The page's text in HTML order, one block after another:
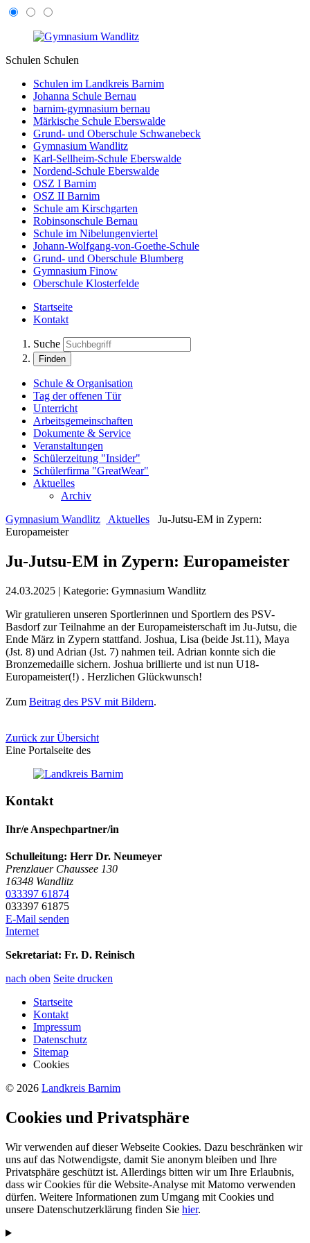
Schulen Schulen
Schulen im Landkreis Barnim
Johanna Schule Bernau
barnim-gymnasium bernau
Märkische Schule Eberswalde
Grund- und Oberschule Schwanebeck
Gymnasium Wandlitz
Karl-Sellheim-Schule Eberswalde
Nordend-Schule Eberswalde
OSZ I Barnim
OSZ II Barnim
Schule am Kirschgarten
Robinsonschule Bernau
Schule im Nibelungenviertel
Johann-Wolfgang-von-Goethe-Schule
Grund- und Oberschule Blumberg
Gymnasium Finow
Oberschule Klosterfelde
Startseite
Kontakt
Suche
Finden
Schule & Organisation
Tag der offenen Tür
Unterricht
Arbeitsgemeinschaften
Dokumente & Service
Veranstaltungen
Schülerzeitung "Insider"
Schülerfirma "GreatWear"
Aktuelles
Archiv
Gymnasium Wandlitz
Aktuelles
Ju-Jutsu-EM in Zypern:
Europameister
Ju-Jutsu-EM in Zypern: Europameister
24.03.2025 | Kategorie: Gymnasium Wandlitz
Wir gratulieren unseren Sportlerinnen und Sportlern des PSV-
Basdorf zur Teilnahme an der Europameisterschaft im Ju-Jutsu, die
Ende März in Zypern stattfand. Joshua, Lisa (beide Jst.11), Maya
(Jst. 8) und Adrian (Jst. 7) nahmen teil. Adrian konnte sich die
Bronzemedaille sichern. Joshua brillierte und ist nun U18-
Europameister(!) . Herzlichen Glückwunsch!
Zum Beitrag des PSV mit Bildern.
Zurück zur Übersicht
Eine Portalseite des
Kontakt
Ihr/e Anspechpartner/in
Schulleitung: Herr Dr. Neumeyer
Prenzlauer Chaussee 130
16348 Wandlitz
033397 61874
033397 61875
E-Mail senden
Internet
Sekretariat: Fr. D. Reinisch
nach oben Seite drucken
Startseite
Kontakt
Impressum
Datenschutz
Sitemap
Cookies
© 2026 Landkreis Barnim
Cookies und Privatsphäre
Wir verwenden auf dieser Webseite Cookies. Dazu beschränken wir
uns auf das Notwendigste, damit Sie anonym bleiben und Ihre
Privatsphäre geschützt ist. Allerdings bitten wir um Ihre Erlaubnis,
dass wir Cookies für die Website-Analyse mit Matomo verwenden
dürfen. Weitere Informationen zum Umgang mit Cookies und
unsere Datenschutzerklärung finden Sie hier.